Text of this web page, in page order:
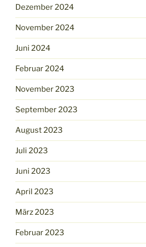
Dezember 2024
November 2024
Juni 2024
Februar 2024
November 2023
September 2023
August 2023
Juli 2023
Juni 2023
April 2023
März 2023
Februar 2023